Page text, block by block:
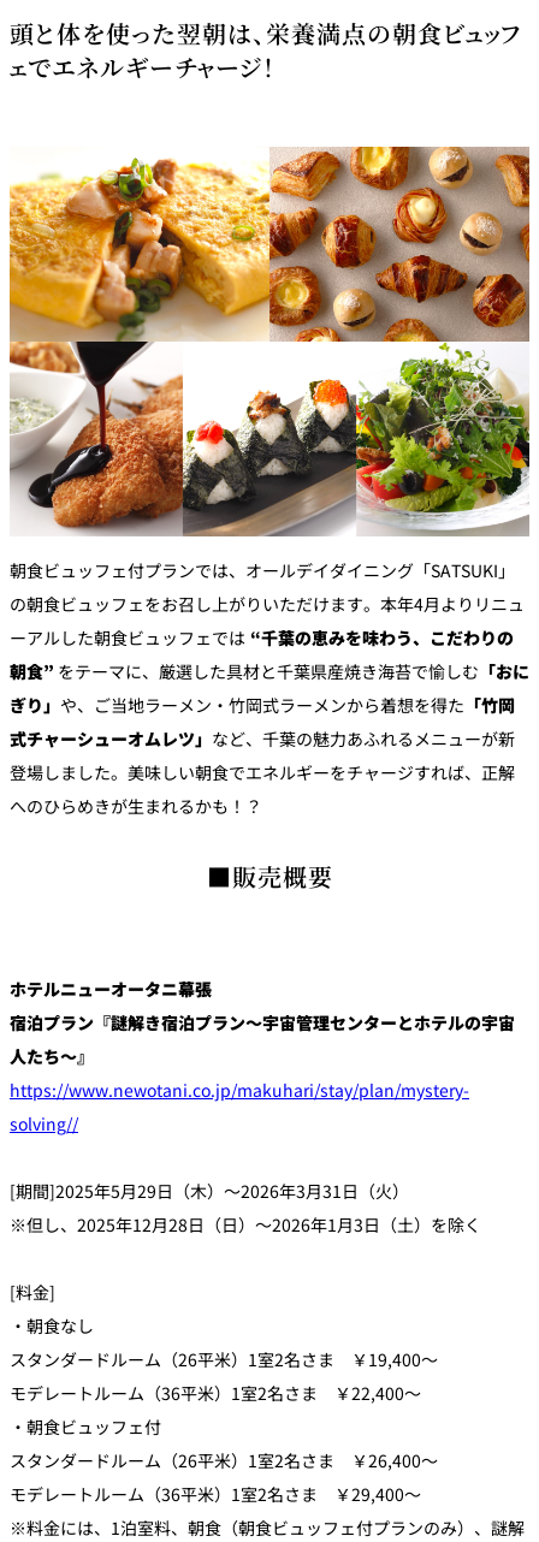
頭と体を使った翌朝は、栄養満点の朝食ビュッフ
ェでエネルギーチャージ！
朝食ビュッフェ付プランでは、オールデイダイニング「SATSUKI」
の朝食ビュッフェをお召し上がりいただけます。本年4月よりリニュ
ーアルした朝食ビュッフェでは “千葉の恵みを味わう、こだわりの
朝食” をテーマに、厳選した具材と千葉県産焼き海苔で愉しむ 「おに
ぎり」 や、ご当地ラーメン・竹岡式ラーメンから着想を得た 「竹岡
式チャーシューオムレツ」 など、千葉の魅力あふれるメニューが新
登場しました。美味しい朝食でエネルギーをチャージすれば、正解
へのひらめきが生まれるかも！？
■販売概要
ホテルニューオータニ幕張
宿泊プラン『謎解き宿泊プラン～宇宙管理センターとホテルの宇宙
人たち～』
https://www.newotani.co.jp/makuhari/stay/plan/mystery-
solving//
[期間]2025年5月29日（木）～2026年3月31日（火）
※但し、2025年12月28日（日）～2026年1月3日（土）を除く
[料金]
・朝食なし
スタンダードルーム（26平米）1室2名さま ￥19,400～
モデレートルーム（36平米）1室2名さま ￥22,400～
・朝食ビュッフェ付
スタンダードルーム（26平米）1室2名さま ￥26,400～
モデレートルーム（36平米）1室2名さま ￥29,400～
※料金には、1泊室料、朝食（朝食ビュッフェ付プランのみ）、謎解